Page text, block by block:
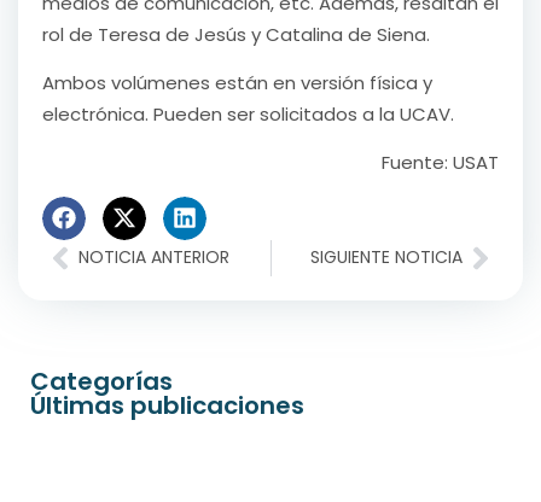
rol de Teresa de Jesús y Catalina de Siena.
Ambos volúmenes están en versión física y
electrónica. Pueden ser solicitados a la UCAV.
Fuente: USAT
NOTICIA ANTERIOR SIGUIENTE NOTICIA
Categorías
Últimas publicaciones